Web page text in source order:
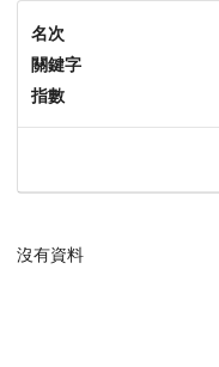
名次
關鍵字
指數
沒有資料